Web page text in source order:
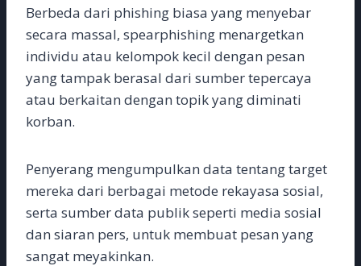
Berbeda dari phishing biasa yang menyebar
secara massal, spearphishing menargetkan
individu atau kelompok kecil dengan pesan
yang tampak berasal dari sumber tepercaya
atau berkaitan dengan topik yang diminati
korban.
Penyerang mengumpulkan data tentang target
mereka dari berbagai metode rekayasa sosial,
serta sumber data publik seperti media sosial
dan siaran pers, untuk membuat pesan yang
sangat meyakinkan.